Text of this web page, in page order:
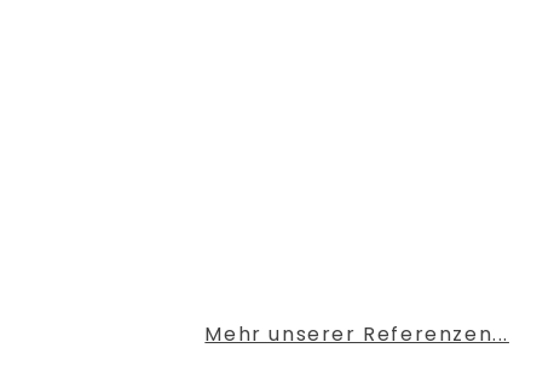
Mehr unserer Referenzen...